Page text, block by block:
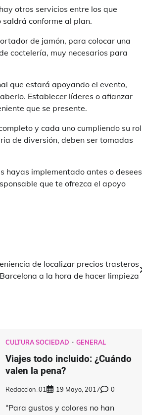
otros servicios entre los que
conforme al plan.
de jamón, para colocar una
coctelería, muy necesarios para
que estará apoyando el evento,
Establecer líderes o afianzar
que se presente.
y cada uno cumpliendo su rol
de diversión, deben ser tomadas
hayas implementado antes o desees
que te ofrezca el apoyo
de localizar precios trasteros
Barcelona a la hora de hacer limpieza
CULTURA SOCIEDAD GENERAL
Viajes todo incluido: ¿Cuándo
valen la pena?
Redaccion_01 19 Mayo, 2017 0
“Para gustos y colores no han